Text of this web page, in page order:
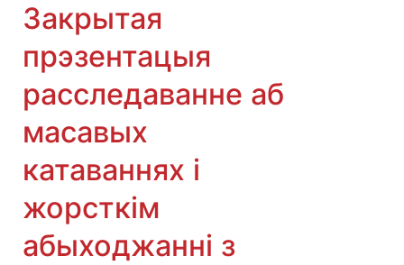
Закрытая
прэзентацыя
расследаванне аб
масавых
катаваннях і
жорсткім
абыходжанні з